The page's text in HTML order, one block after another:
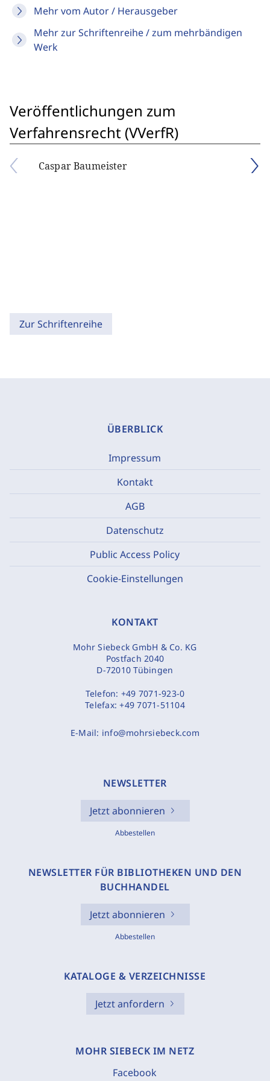
Mehr vom Autor / Herausgeber
Mehr zur Schriftenreihe / zum mehrbändigen
Werk
Veröffentlichungen zum
Verfahrensrecht (VVerfR)
Caspar Baumeister
Zur Schriftenreihe
ÜBERBLICK
Impressum
Kontakt
AGB
Datenschutz
Public Access Policy
Cookie-Einstellungen
KONTAKT
Mohr Siebeck GmbH & Co. KG
Postfach 2040
D-72010 Tübingen
Telefon: +49 7071-923-0
Telefax:+49 7071-51104
E-Mail: info@mohrsiebeck.com
NEWSLETTER
Jetzt abonnieren
Abbestellen
NEWSLETTER FÜR BIBLIOTHEKEN UND DEN
BUCHHANDEL
Jetzt abonnieren
Abbestellen
KATALOGE & VERZEICHNISSE
Jetzt anfordern
MOHR SIEBECK IM NETZ
Facebook